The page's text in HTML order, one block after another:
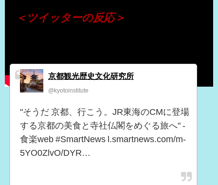
＜ツイッターの反応＞
京都観光歴史文化研究所
@kyotoinstitute
"そうだ 京都、行こう。JR東海のCMに登場
する京都の美食と寺社仏閣をめぐる旅へ" -
食楽web #SmartNews l.smartnews.com/m-
5YO0ZlvO/DYR…